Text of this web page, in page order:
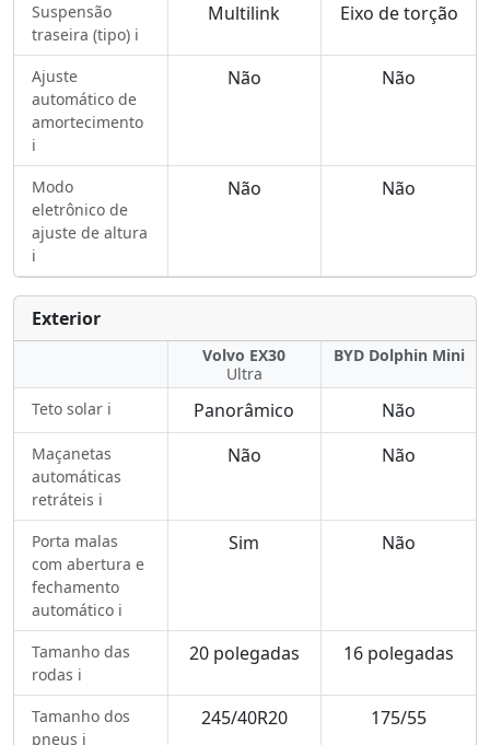
Suspensão
traseira (tipo) ℹ️
Multilink Eixo de torção
Ajuste
automático de
amortecimento
ℹ️
Não Não
Modo
eletrônico de
ajuste de altura
ℹ️
Não Não
Exterior
Volvo EX30
Ultra
BYD Dolphin Mini
Teto solar ℹ️ Panorâmico Não
Maçanetas
automáticas
retráteis ℹ️
Não Não
Porta malas
com abertura e
fechamento
automático ℹ️
Sim Não
Tamanho das
rodas ℹ️
20 polegadas 16 polegadas
Tamanho dos
pneus ℹ️
245/40R20 175/55